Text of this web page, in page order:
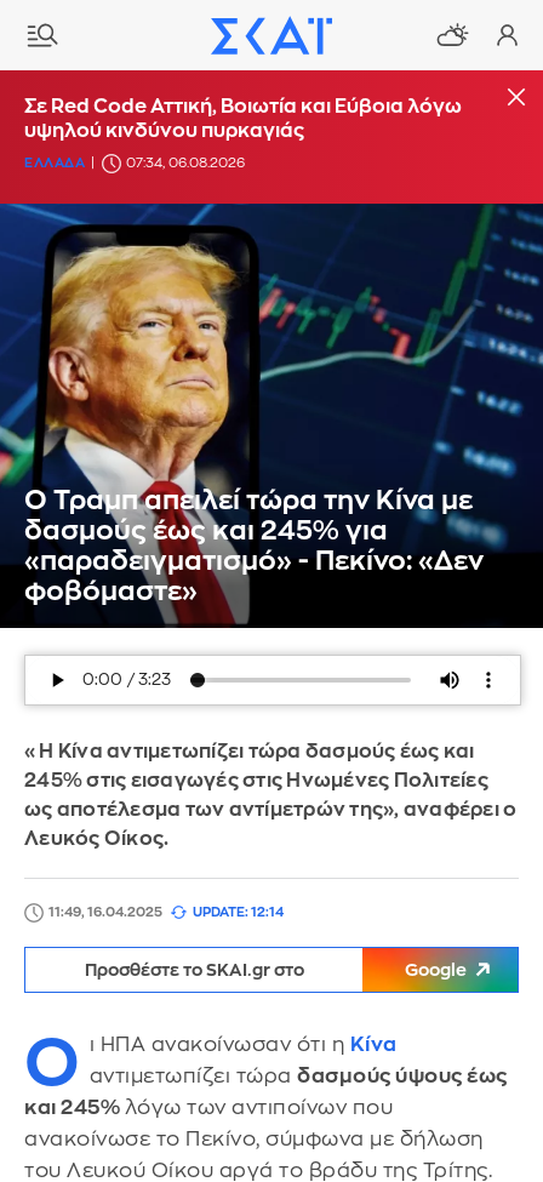
Σε Red Code Αττική, Βοιωτία και Εύβοια λόγω
υψηλού κινδύνου πυρκαγιάς
ΕΛΛΑΔΑ 07:34, 06.08.2026
Ο Τραμπ απειλεί τώρα την Κίνα με
δασμούς έως και 245% για
«παραδειγματισμό» - Πεκίνο: «Δεν
φοβόμαστε»
«Η Κίνα αντιμετωπίζει τώρα δασμούς έως και
245% στις εισαγωγές στις Ηνωμένες Πολιτείες
ως αποτέλεσμα των αντίμετρών της», αναφέρει ο
Λευκός Οίκος.
11:49, 16.04.2025 UPDATE: 12:14
Προσθέστε το SKAI.gr στο Google
Ο ι ΗΠΑ ανακοίνωσαν ότι η Κίνα
αντιμετωπίζει τώρα δασμούς ύψους έως
και 245% λόγω των αντιποίνων που
ανακοίνωσε το Πεκίνο, σύμφωνα με δήλωση
του Λευκού Οίκου αργά το βράδυ της Τρίτης.